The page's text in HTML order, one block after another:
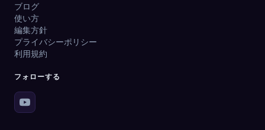
ブログ
使い方
編集方針
プライバシーポリシー
利用規約
フォローする